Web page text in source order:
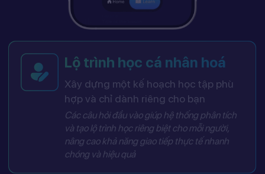
Lộ trình học cá nhân hoá
Xây dựng một kế hoạch học tập phù
hợp và chỉ dành riêng cho bạn
Các câu hỏi đầu vào giúp hệ thống phân tích
và tạo lộ trình học riêng biệt cho mỗi người,
nâng cao khả năng giao tiếp thực tế nhanh
chóng và hiệu quả